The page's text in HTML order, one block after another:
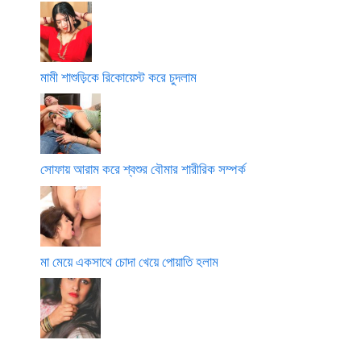
মামী শাশুড়িকে রিকোয়েস্ট করে চুদলাম
সোফায় আরাম করে শ্বশুর বৌমার শারীরিক সম্পর্ক
মা মেয়ে একসাথে চোদা খেয়ে পোয়াতি হলাম